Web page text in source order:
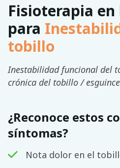
Fisioterapia
para
tobillo
Inestabilidad funcional del
crónica del tobillo /
¿Reconoce estos
síntomas?
Nota dolor en el